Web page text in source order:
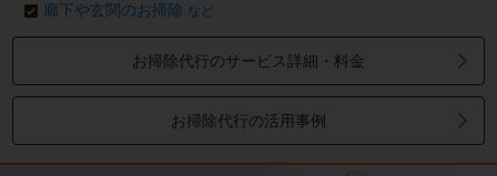
廊下や玄関のお掃除 など
お掃除代行のサービス詳細・料金
お掃除代行の活用事例